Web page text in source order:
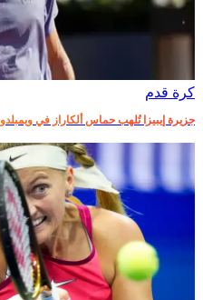
كرة قدم
جزيرة إيبيزا تُلهب حماس ألكاراز في ويمبلدون